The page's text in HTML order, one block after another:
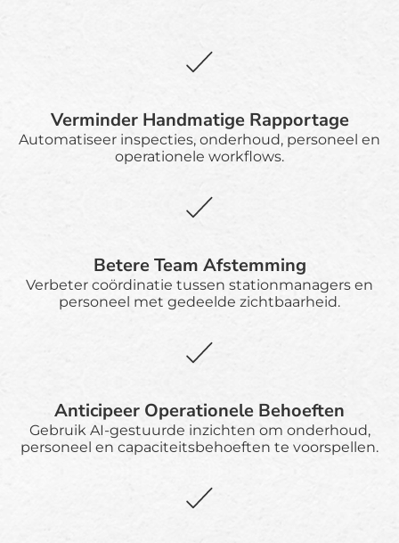
Verminder Handmatige Rapportage
Automatiseer inspecties, onderhoud, personeel en
operationele workflows.
Betere Team Afstemming
Verbeter coördinatie tussen stationmanagers en
personeel met gedeelde zichtbaarheid.
Anticipeer Operationele Behoeften
Gebruik AI-gestuurde inzichten om onderhoud,
personeel en capaciteitsbehoeften te voorspellen.